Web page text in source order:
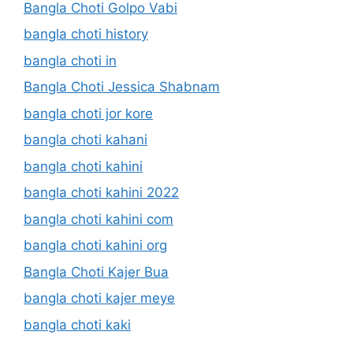
Bangla Choti Golpo Vabi
bangla choti history
bangla choti in
Bangla Choti Jessica Shabnam
bangla choti jor kore
bangla choti kahani
bangla choti kahini
bangla choti kahini 2022
bangla choti kahini com
bangla choti kahini org
Bangla Choti Kajer Bua
bangla choti kajer meye
bangla choti kaki